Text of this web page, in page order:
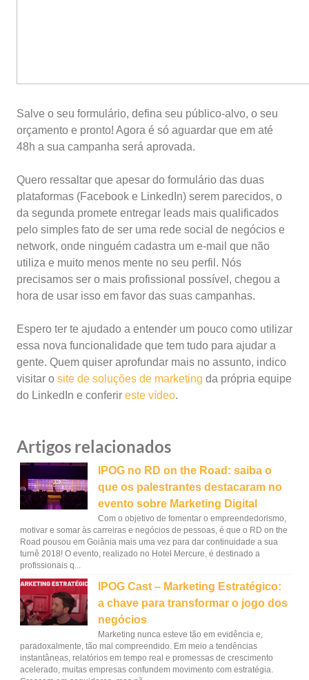
Salve o seu formulário, defina seu público-alvo, o seu
orçamento e pronto! Agora é só aguardar que em até
48h a sua campanha será aprovada.
Quero ressaltar que apesar do formulário das duas
plataformas (Facebook e LinkedIn) serem parecidos, o
da segunda promete entregar leads mais qualificados
pelo simples fato de ser uma rede social de negócios e
network, onde ninguém cadastra um e-mail que não
utiliza e muito menos mente no seu perfil. Nós
precisamos ser o mais profissional possível, chegou a
hora de usar isso em favor das suas campanhas.
Espero ter te ajudado a entender um pouco como utilizar
essa nova funcionalidade que tem tudo para ajudar a
gente. Quem quiser aprofundar mais no assunto, indico
visitar o site de soluções de marketing da própria equipe
do LinkedIn e conferir este vídeo.
Artigos relacionados
IPOG no RD on the Road: saiba o
que os palestrantes destacaram no
evento sobre Marketing Digital
Com o objetivo de fomentar o empreendedorismo,
motivar e somar às carreiras e negócios de pessoas, é que o RD on the
Road pousou em Goiânia mais uma vez para dar continuidade a sua
turnê 2018! O evento, realizado no Hotel Mercure, é destinado a
profissionais q...
IPOG Cast – Marketing Estratégico:
a chave para transformar o jogo dos
negócios
Marketing nunca esteve tão em evidência e,
paradoxalmente, tão mal compreendido. Em meio a tendências
instantâneas, relatórios em tempo real e promessas de crescimento
acelerado, muitas empresas confundem movimento com estratégia.